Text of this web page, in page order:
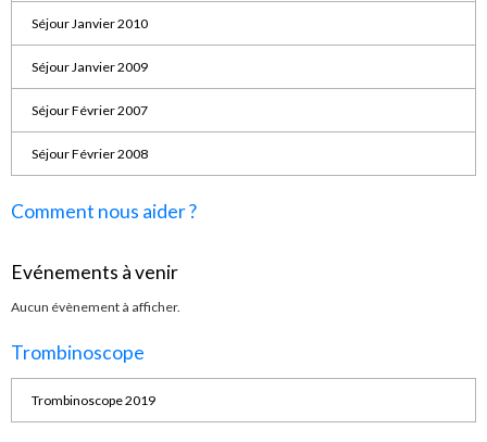
Séjour Janvier 2010
Séjour Janvier 2009
Séjour Février 2007
Séjour Février 2008
Comment nous aider ?
Evénements à venir
Aucun évènement à afficher.
Trombinoscope
Trombinoscope 2019